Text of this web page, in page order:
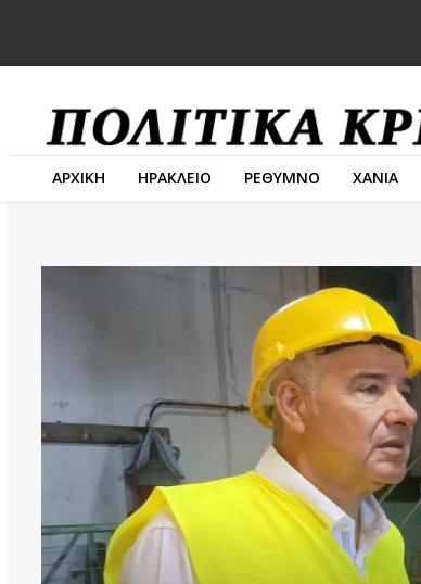
ΑΡΧΙΚΗ ΗΡΑΚΛΕΙΟ ΡΕΘΥΜΝΟ ΧΑΝΙΑ